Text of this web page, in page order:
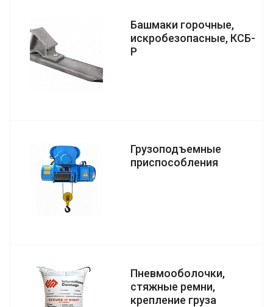
Башмаки горочные,
искробезопасные, КСБ-
Р
Грузоподъемные
приспособления
Пневмооболочки,
стяжные ремни,
крепление груза